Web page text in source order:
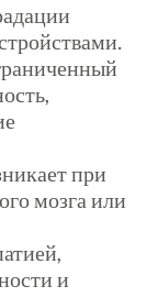
при
мозга или
и